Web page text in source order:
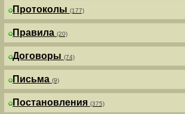
Протоколы (177)
Правила (20)
Договоры (74)
Письма (9)
Постановления (375)